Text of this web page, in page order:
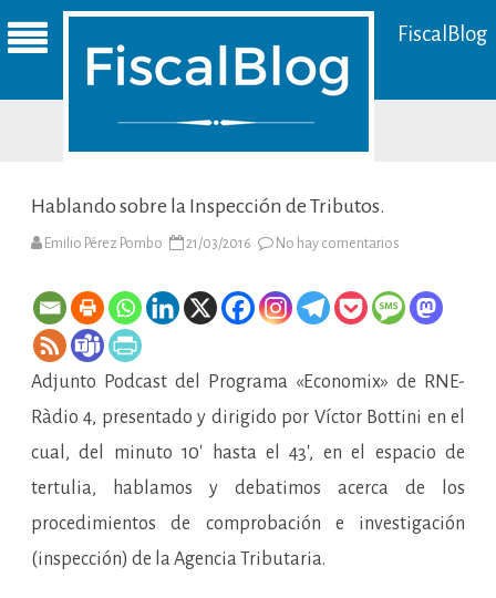
FiscalBlog
Hablando sobre la Inspección de Tributos.
Emilio Pérez Pombo 21/03/2016 No hay comentarios
Inspección
de
Adjunto Podcast del Programa «Economix» de RNE-
Ràdio 4, presentado y dirigido por Víctor Bottini en el
cual, del minuto 10′ hasta el 43′, en el espacio de
tertulia, hablamos y debatimos acerca de los
procedimientos de comprobación e investigación
(inspección) de la Agencia Tributaria.